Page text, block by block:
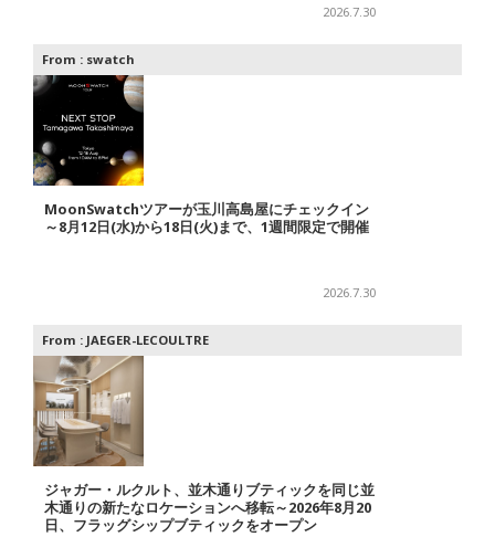
2026.7.30
From : swatch
MoonSwatchツアーが玉川高島屋にチェックイン
～8月12日(水)から18日(火)まで、1週間限定で開催
2026.7.30
From : JAEGER-LECOULTRE
ジャガー・ルクルト、並木通りブティックを同じ並
木通りの新たなロケーションへ移転～2026年8月20
日、フラッグシップブティックをオープン